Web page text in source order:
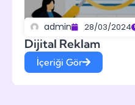
admin 28/03/2024
Dijital Reklam
İçeriği Gör